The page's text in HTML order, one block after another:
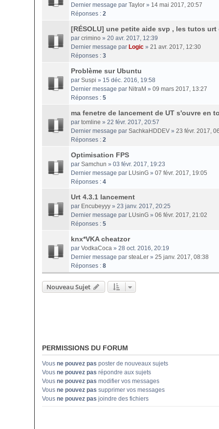
Dernier message par Taylor » 14 mai 2017, 20:57
Réponses : 2
[RÉSOLU] une petite aide svp , les tutos
par crimino » 20 avr. 2017, 12:39
Dernier message par Logic » 21 avr. 2017, 12:30
Réponses : 3
Problème sur Ubuntu
par Suspi » 15 déc. 2016, 19:58
Dernier message par NitraM » 09 mars 2017, 13:27
Réponses : 5
ma fenetre de lancement de UT s'ouvre en
par tomline » 22 févr. 2017, 20:57
Dernier message par SachkaHDDEV » 23 févr. 2017,
Réponses : 2
Optimisation FPS
par Samchun » 03 févr. 2017, 19:23
Dernier message par LUsinG » 07 févr. 2017, 19:05
Réponses : 4
Urt 4.3.1 lancement
par Encubeyyy » 23 janv. 2017, 20:25
Dernier message par LUsinG » 06 févr. 2017, 21:02
Réponses : 5
knx*VKA cheatzor
par VodkaCoca » 28 oct. 2016, 20:19
Dernier message par steaLer » 25 janv. 2017, 08:38
Réponses : 8
Nouveau Sujet
PERMISSIONS DU FORUM
Vous ne pouvez pas poster de nouveaux sujets
Vous ne pouvez pas répondre aux sujets
Vous ne pouvez pas modifier vos messages
Vous ne pouvez pas supprimer vos messages
Vous ne pouvez pas joindre des fichiers